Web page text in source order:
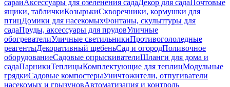
сараиАксессуары для озеленения садаДекор для садаПочтовые
ящики, табличкиКозырькиСкворечники, кормушки для
птицДомики для насекомыхФонтаны, скульптуры для
садаПруды, аксессуары для прудовУличные
обогревателиУличные светильникиПротивогололедные
реагентыДекоративный щебеньСад и огородПоливочное
оборудованиеСадовые опрыскивателиШланги для дома и
садаПарникиТеплицыКомплектующие для теплицМодульные
грядкиСадовые компостерыУничтожители, отпугиватели
насекомых и грызуновАвтоматизация и контроль